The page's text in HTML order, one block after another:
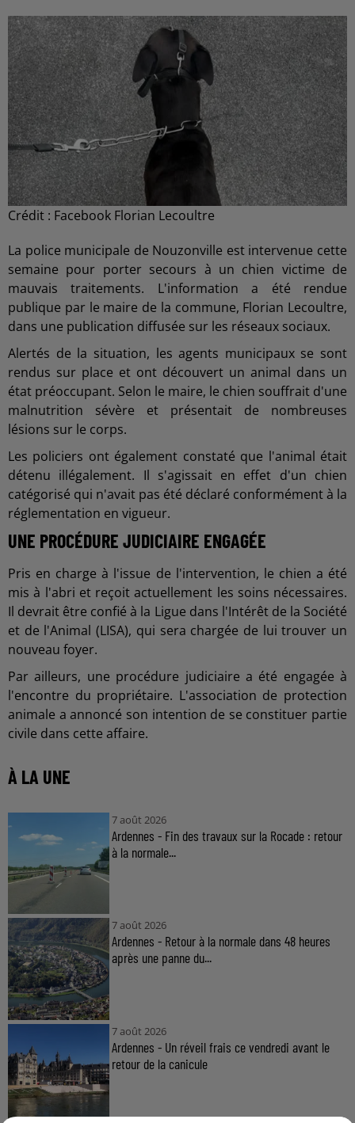
Crédit : Facebook Florian Lecoultre
La police municipale de Nouzonville est intervenue cette
semaine pour porter secours à un chien victime de
mauvais traitements. L'information a été rendue
publique par le maire de la commune, Florian Lecoultre,
dans une publication diffusée sur les réseaux sociaux.
Alertés de la situation, les agents municipaux se sont
rendus sur place et ont découvert un animal dans un
état préoccupant. Selon le maire, le chien souffrait d'une
malnutrition sévère et présentait de nombreuses
lésions sur le corps.
Les policiers ont également constaté que l'animal était
détenu illégalement. Il s'agissait en effet d'un chien
catégorisé qui n'avait pas été déclaré conformément à la
réglementation en vigueur.
UNE PROCÉDURE JUDICIAIRE ENGAGÉE
Pris en charge à l'issue de l'intervention, le chien a été
mis à l'abri et reçoit actuellement les soins nécessaires.
Il devrait être confié à la Ligue dans l'Intérêt de la Société
et de l'Animal (LISA), qui sera chargée de lui trouver un
nouveau foyer.
Par ailleurs, une procédure judiciaire a été engagée à
l'encontre du propriétaire. L'association de protection
animale a annoncé son intention de se constituer partie
civile dans cette affaire.
À LA UNE
7 août 2026
Ardennes - Fin des travaux sur la Rocade : retour
à la normale...
7 août 2026
Ardennes - Retour à la normale dans 48 heures
après une panne du...
7 août 2026
Ardennes - Un réveil frais ce vendredi avant le
retour de la canicule